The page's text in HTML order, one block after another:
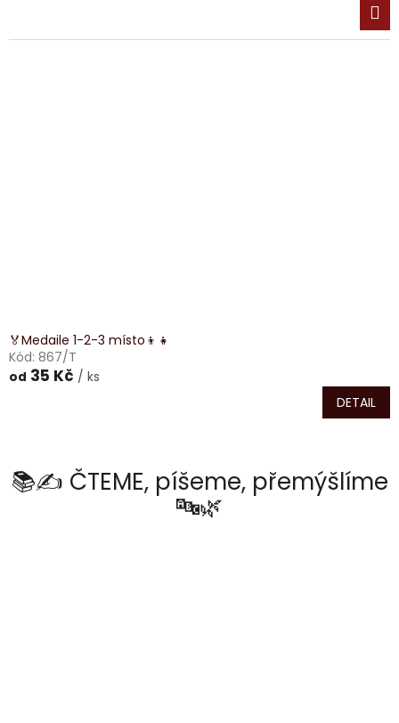
🏅Medaile 1-2-3 místo👦👧
Kód: 867/T
od 35 Kč / ks
DETAIL
📚✍️ ČTEME, píšeme, přemýšlíme
🔤🌿